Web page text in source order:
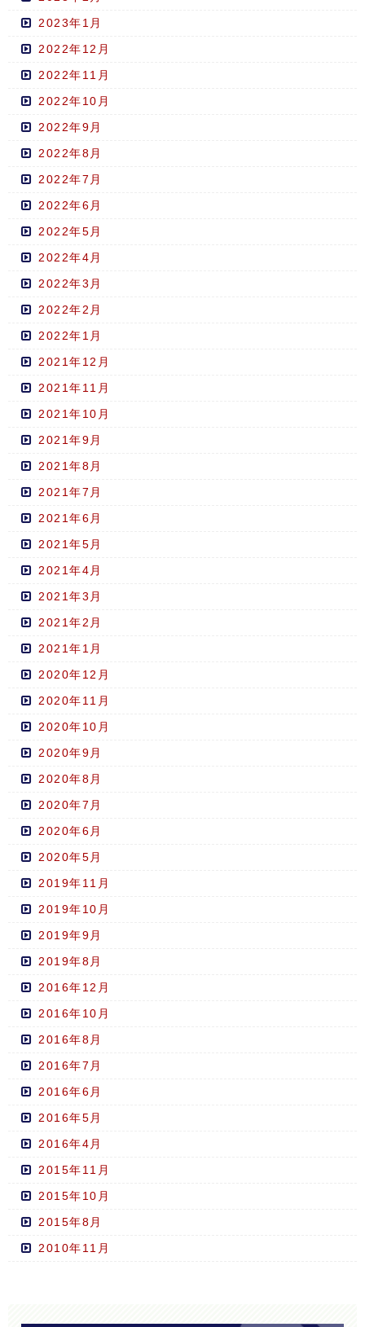
2023年1月
2022年12月
2022年11月
2022年10月
2022年9月
2022年8月
2022年7月
2022年6月
2022年5月
2022年4月
2022年3月
2022年2月
2022年1月
2021年12月
2021年11月
2021年10月
2021年9月
2021年8月
2021年7月
2021年6月
2021年5月
2021年4月
2021年3月
2021年2月
2021年1月
2020年12月
2020年11月
2020年10月
2020年9月
2020年8月
2020年7月
2020年6月
2020年5月
2019年11月
2019年10月
2019年9月
2019年8月
2016年12月
2016年10月
2016年8月
2016年7月
2016年6月
2016年5月
2016年4月
2015年11月
2015年10月
2015年8月
2010年11月